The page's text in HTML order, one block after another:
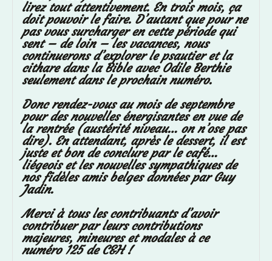
lirez tout attentivement. En trois mois, ça
doit pouvoir le faire. D’autant que pour ne
pas vous surcharger en cette période qui
sent – de loin – les vacances, nous
continueronsd’explorer le psautier et la
cithare dans la Bible avec Odile Berthie
seulement dans le prochain numéro.
Donc rendez-vous au mois de septembre
pour des nouvelles énergisantes en vue de
la rentrée (austérité niveau… on n’ose pas
dire). Enattendant, après le dessert, il est
juste et bon de conclure par le café…
liégeois et les nouvelles sympathiques de
nos fidèles amis belges données par Guy
Jadin.
Merci à tous les contribuants d’avoir
contribuer par leurs contributions
majeures, mineures et modales à ce
numéro 125 de C&H !